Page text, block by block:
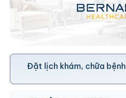
Đặt lịch khám, chữa bệnh